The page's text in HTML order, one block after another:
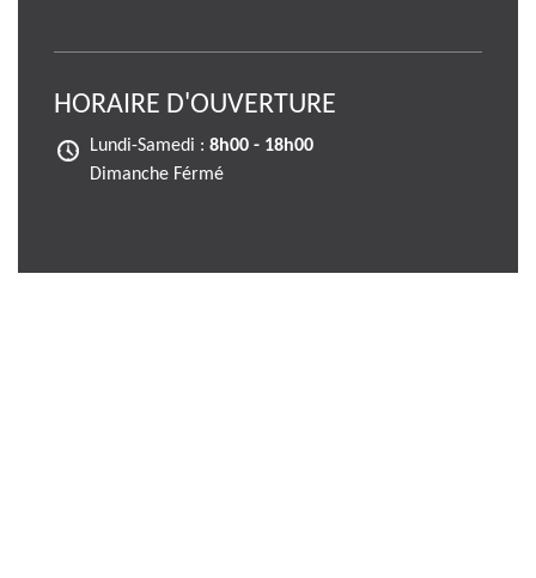
HORAIRE D'OUVERTURE
Lundi-Samedi : 8h00 - 18h00
Dimanche Férmé